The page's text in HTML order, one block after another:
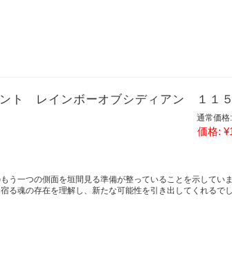
ト レインボーオブシディアン １１５
通常価格:
価格:
う一つの側面を垣間見る準備が整っていることを示していま
る魂の存在を理解し、新たな可能性を引き出してくれるで